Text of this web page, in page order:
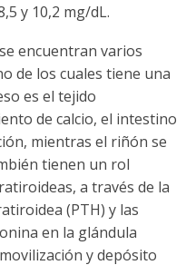
y 10,2 mg/dL.
encuentran varios
de los cuales tiene una
es el tejido
de calcio, el intestino
mientras el riñón se
tienen un rol
a través de la
(PTH) y las
en la glándula
y depósito